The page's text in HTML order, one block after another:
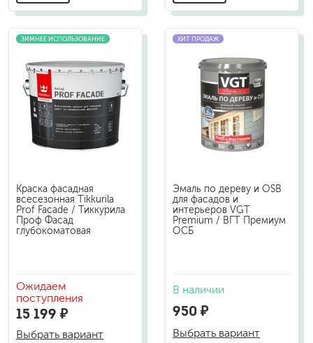
ЗИМНЕЕ ИСПОЛЬЗОВАНИЕ
Краска фасадная
всесезонная Tikkurila
Prof Facade / Тиккурила
Проф Фасад
глубокоматовая
Ожидаем
поступления
15 199 ₽
Выбрать вариант
ХИТ ПРОДАЖ
Эмаль по дереву и OSB
для фасадов и
интерьеров VGT
Premium / ВГТ Премиум
ОСБ
В наличии
950 ₽
Выбрать вариант